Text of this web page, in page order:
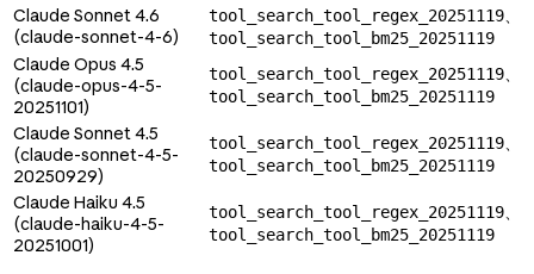
Claude Sonnet 4.6
(claude-sonnet-4-6)
tool_search_tool_regex_20251119、
tool_search_tool_bm25_20251119
Claude Opus 4.5
(claude-opus-4-5-
20251101)
tool_search_tool_regex_20251119、
tool_search_tool_bm25_20251119
Claude Sonnet 4.5
(claude-sonnet-4-5-
20250929)
tool_search_tool_regex_20251119、
tool_search_tool_bm25_20251119
Claude Haiku 4.5
(claude-haiku-4-5-
20251001)
tool_search_tool_regex_20251119、
tool_search_tool_bm25_20251119